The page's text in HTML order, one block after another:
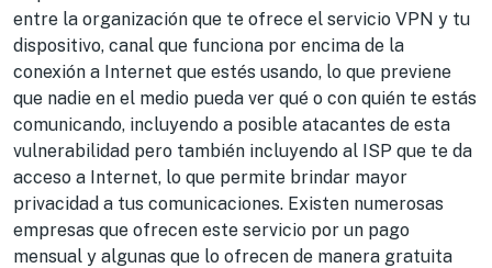
entre la organización que te ofrece el servicio VPN y tu
dispositivo, canal que funciona por encima de la
conexión a Internet que estés usando, lo que previene
que nadie en el medio pueda ver qué o con quién te estás
comunicando, incluyendo a posible atacantes de esta
vulnerabilidad pero también incluyendo al ISP que te da
acceso a Internet, lo que permite brindar mayor
privacidad a tus comunicaciones. Existen numerosas
empresas que ofrecen este servicio por un pago
mensual y algunas que lo ofrecen de manera gratuita